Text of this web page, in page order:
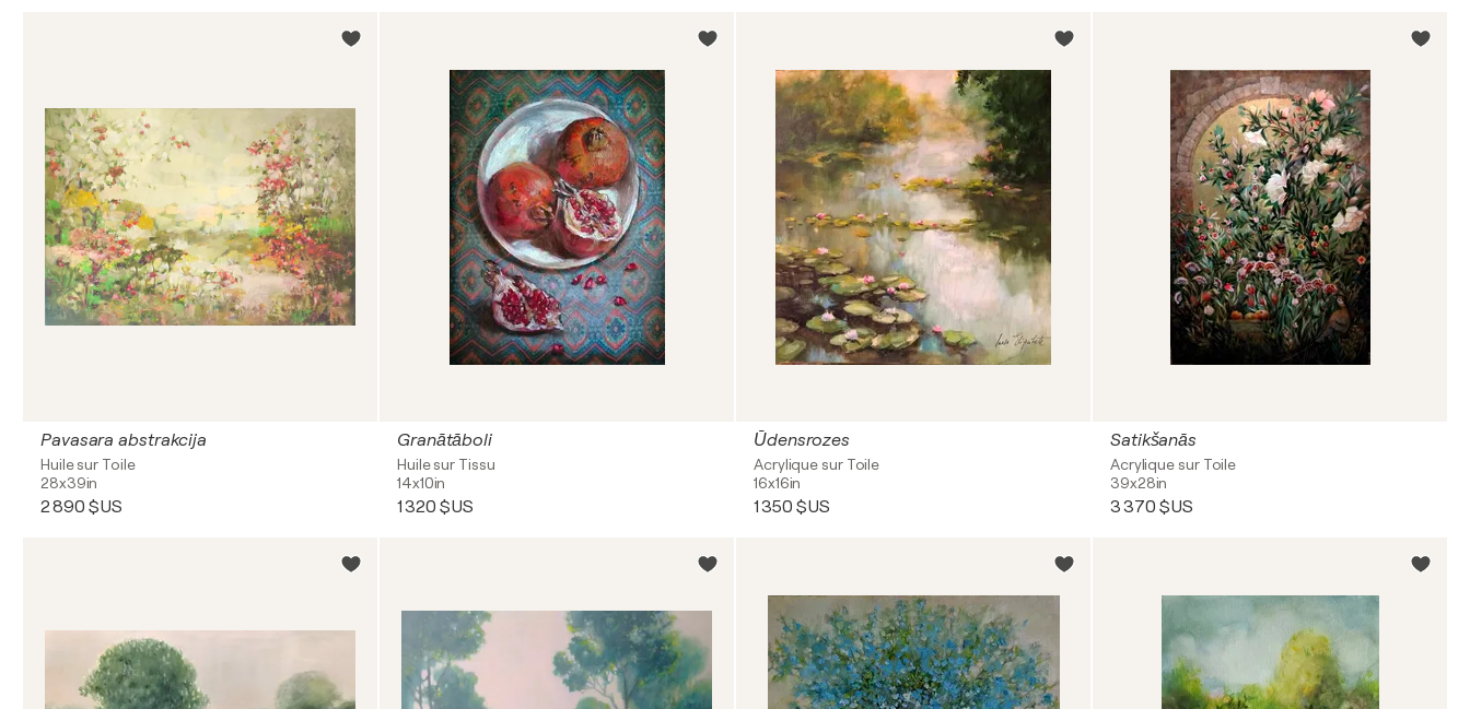
Pavasara abstrakcija
Huile sur Toile
28x39in
2 890 $US
Granātāboli
Huile sur Tissu
14x10in
1 320 $US
Ūdensrozes
Acrylique sur Toile
16x16in
1 350 $US
Satikšanās
Acrylique sur Toile
39x28in
3 370 $US